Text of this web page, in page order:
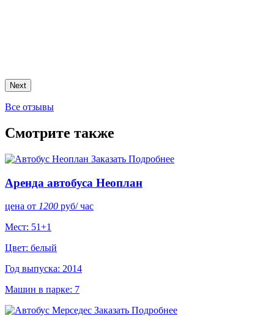
Next
Все отзывы
Смотрите также
Заказать Подробнее
Аренда автобуса Неоплан
цена от 1200 руб/ час
Мест: 51+1
Цвет: белый
Год выпуска: 2014
Машин в парке: 7
Заказать Подробнее